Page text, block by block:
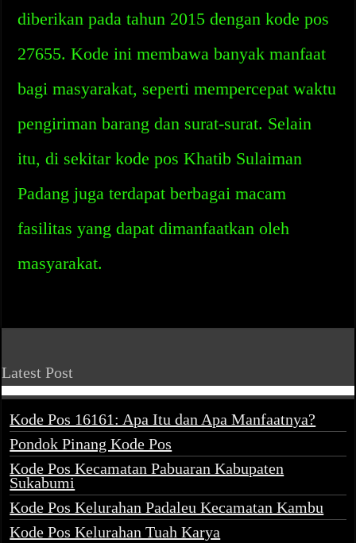
diberikan pada tahun 2015 dengan kode pos
27655. Kode ini membawa banyak manfaat
bagi masyarakat, seperti mempercepat waktu
pengiriman barang dan surat-surat. Selain
itu, di sekitar kode pos Khatib Sulaiman
Padang juga terdapat berbagai macam
fasilitas yang dapat dimanfaatkan oleh
masyarakat.
Latest Post
Kode Pos 16161: Apa Itu dan Apa Manfaatnya?
Pondok Pinang Kode Pos
Kode Pos Kecamatan Pabuaran Kabupaten
Sukabumi
Kode Pos Kelurahan Padaleu Kecamatan Kambu
Kode Pos Kelurahan Tuah Karya